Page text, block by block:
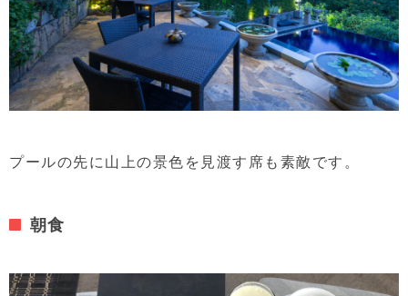
プールの先に山上の景色を見渡す席も素敵です。
朝食